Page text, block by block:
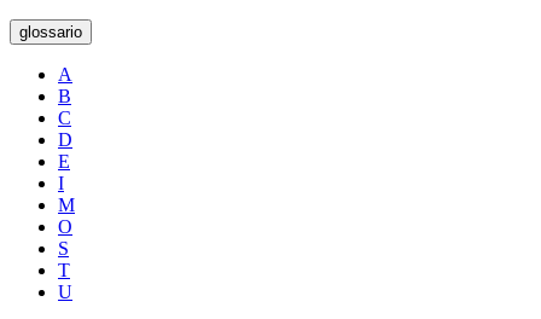
glossario
A
B
C
D
E
I
M
O
S
T
U